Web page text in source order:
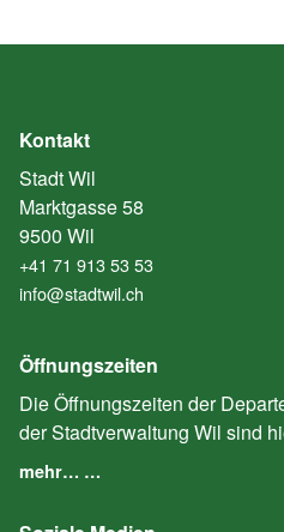
Kontakt
Stadt Wil
Marktgasse 58
9500 Wil
+41 71 913 53 53
info@stadtwil.ch
Öffnungszeiten
Die Öffnungszeiten der
der Stadtverwaltung Wil sind
mehr… …